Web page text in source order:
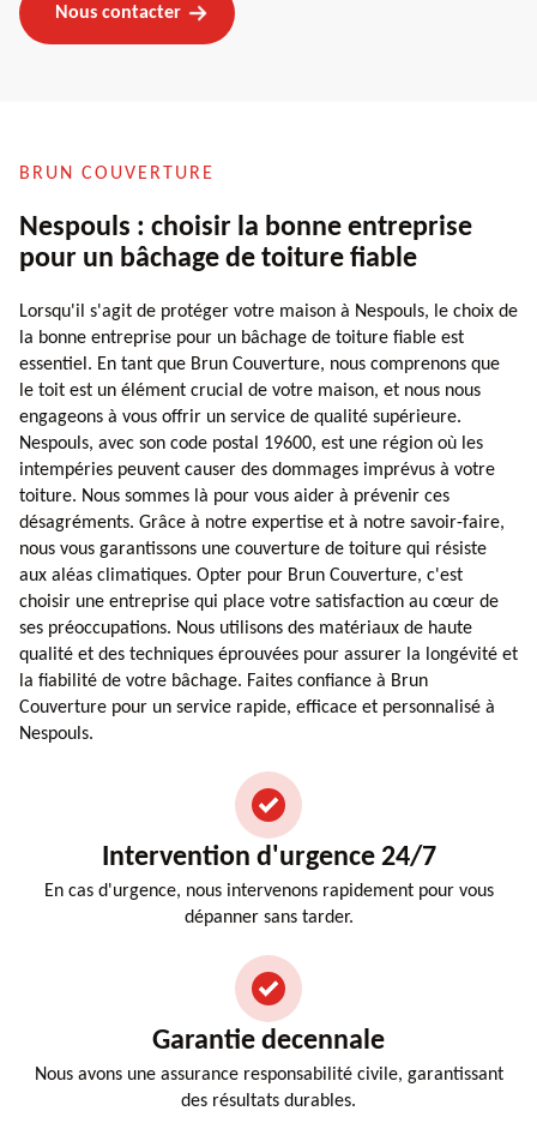
Nous contacter
BRUN COUVERTURE
Nespouls : choisir la bonne entreprise
pour un bâchage de toiture fiable
Lorsqu'il s'agit de protéger votre maison à Nespouls, le choix de
la bonne entreprise pour un bâchage de toiture fiable est
essentiel. En tant que Brun Couverture, nous comprenons que
le toit est un élément crucial de votre maison, et nous nous
engageons à vous offrir un service de qualité supérieure.
Nespouls, avec son code postal 19600, est une région où les
intempéries peuvent causer des dommages imprévus à votre
toiture. Nous sommes là pour vous aider à prévenir ces
désagréments. Grâce à notre expertise et à notre savoir-faire,
nous vous garantissons une couverture de toiture qui résiste
aux aléas climatiques. Opter pour Brun Couverture, c'est
choisir une entreprise qui place votre satisfaction au cœur de
ses préoccupations. Nous utilisons des matériaux de haute
qualité et des techniques éprouvées pour assurer la longévité et
la fiabilité de votre bâchage. Faites confiance à Brun
Couverture pour un service rapide, efficace et personnalisé à
Nespouls.
Intervention d'urgence 24/7
En cas d'urgence, nous intervenons rapidement pour vous
dépanner sans tarder.
Garantie decennale
Nous avons une assurance responsabilité civile, garantissant
des résultats durables.